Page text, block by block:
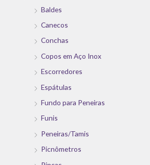
Baldes
Canecos
Conchas
Copos em Aço Inox
Escorredores
Espátulas
Fundo para Peneiras
Funis
Peneiras/Tamis
Picnômetros